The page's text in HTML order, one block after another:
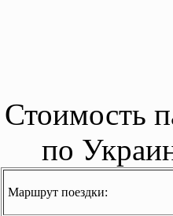
Стоимость
по
Маршрут поездки: